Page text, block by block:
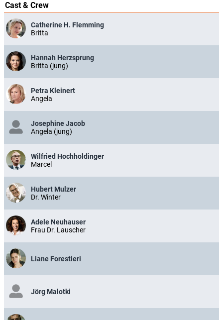
Cast & Crew
Catherine H. Flemming
Britta
Hannah Herzsprung
Britta (jung)
Petra Kleinert
Angela
Josephine Jacob
Angela (jung)
Wilfried Hochholdinger
Marcel
Hubert Mulzer
Dr. Winter
Adele Neuhauser
Frau Dr. Lauscher
Liane Forestieri
Jörg Malotki